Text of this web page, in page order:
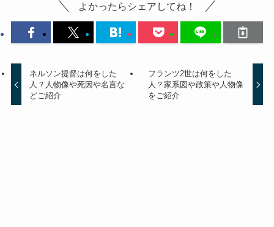
よかったらシェアしてね！
ネルソン提督は何をした
人？人物像や死因や名言な
どご紹介
フランツ2世は何をした
人？家系図や政策や人物像
をご紹介